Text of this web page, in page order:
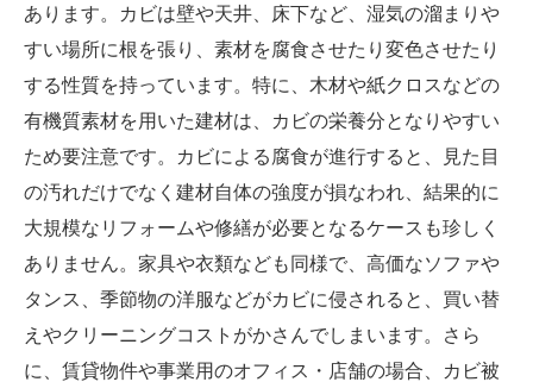
あります。カビは壁や天井、床下など、湿気の溜まりや
すい場所に根を張り、素材を腐食させたり変色させたり
する性質を持っています。特に、木材や紙クロスなどの
有機質素材を用いた建材は、カビの栄養分となりやすい
ため要注意です。カビによる腐食が進行すると、見た目
の汚れだけでなく建材自体の強度が損なわれ、結果的に
大規模なリフォームや修繕が必要となるケースも珍しく
ありません。家具や衣類なども同様で、高価なソファや
タンス、季節物の洋服などがカビに侵されると、買い替
えやクリーニングコストがかさんでしまいます。さら
に、賃貸物件や事業用のオフィス・店舗の場合、カビ被